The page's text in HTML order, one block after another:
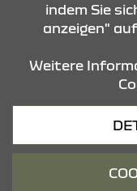
Datenschutz
indem Sie
anzeigen"
Weitere